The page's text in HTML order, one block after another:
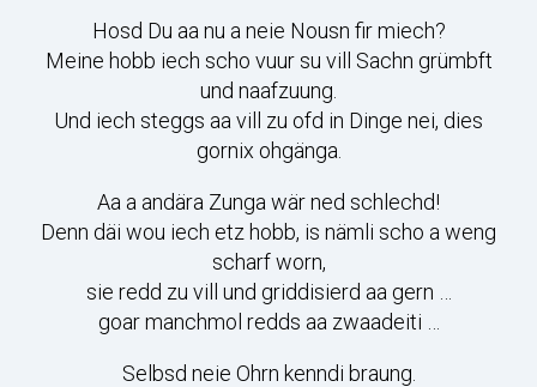
Hosd Du aa nu a neie Nousn fir miech?
Meine hobb iech scho vuur su vill Sachn grümbft
und naafzuung.
Und iech steggs aa vill zu ofd in Dinge nei, dies
gornix ohgänga.
Aa a andära Zunga wär ned schlechd!
Denn däi wou iech etz hobb, is nämli scho a weng
scharf worn,
sie redd zu vill und griddisierd aa gern …
goar manchmol redds aa zwaadeiti …
Selbsd neie Ohrn kenndi braung.